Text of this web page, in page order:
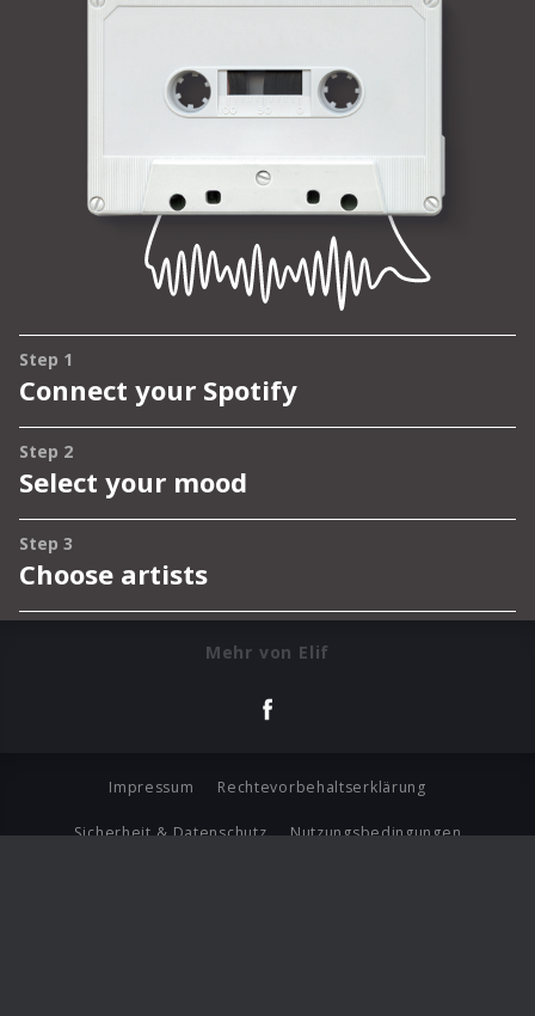
Mehr von Elif
Impressum Rechtevorbehaltserklärung
Sicherheit & Datenschutz Nutzungsbedingungen